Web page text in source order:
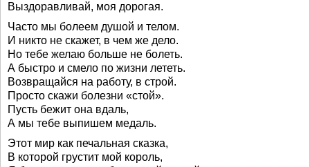
Выздоравливай, моя дорогая.
Часто мы болеем душой и телом.
И никто не скажет, в чем же дело.
Но тебе желаю больше не болеть.
А быстро и смело по жизни лететь.
Возвращайся на работу, в строй.
Просто скажи болезни «стой».
Пусть бежит она вдаль,
А мы тебе выпишем медаль.
Этот мир как печальная сказка,
В которой грустит мой король,